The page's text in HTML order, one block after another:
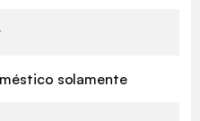
solamente